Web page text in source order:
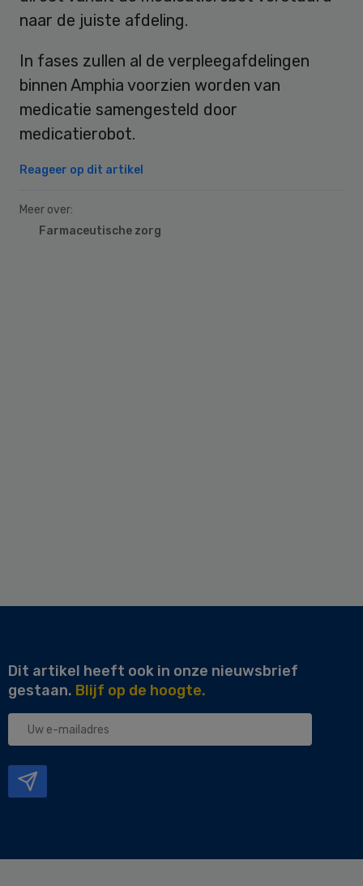
naar de juiste afdeling.
In fases zullen al de verpleegafdelingen
binnen Amphia voorzien worden van
medicatie samengesteld door
medicatierobot.
Reageer op dit artikel
Meer over:
Farmaceutische zorg
Dit artikel heeft ook in onze nieuwsbrief
gestaan. Blijf op de hoogte.
Uw